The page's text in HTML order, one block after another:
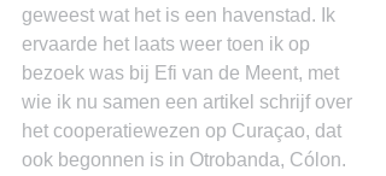
geweest wat het is een havenstad. Ik
ervaarde het laats weer toen ik op
bezoek was bij Efi van de Meent, met
wie ik nu samen een artikel schrijf over
het cooperatiewezen op Curaçao, dat
ook begonnen is in Otrobanda, Cólon.